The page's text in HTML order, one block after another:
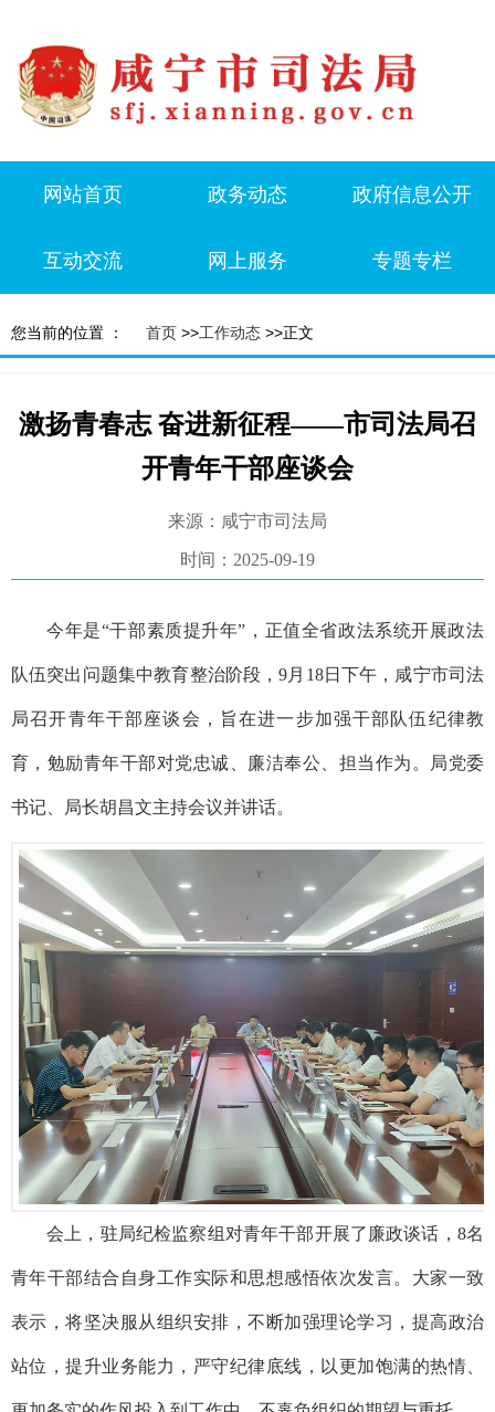
网站首页 政务动态 政府信息公开
互动交流 网上服务 专题专栏
您当前的位置 ： 首页 >>工作动态 >>正文
激扬青春志 奋进新征程——市司法局召
开青年干部座谈会
来源：咸宁市司法局
时间：2025-09-19
今年是“干部素质提升年”，正值全省政法系统开展政法
队伍突出问题集中教育整治阶段，9月 18日下午，咸宁市司法
局召开青年干部座谈会，旨在进一步加强干部队伍纪律教
育，勉励青年干部对党忠诚、廉洁奉公、担当作为。局党委
书记、局长胡昌文主持会议并讲话。
会上，驻局纪检监察组对青年干部开展了廉政谈话， 8名
青年干部结合自身工作实际和思想感悟依次发言。大家一致
表示，将坚决服从组织安排，不断加强理论学习，提高政治
站位，提升业务能力，严守纪律底线，以更加饱满的热情、